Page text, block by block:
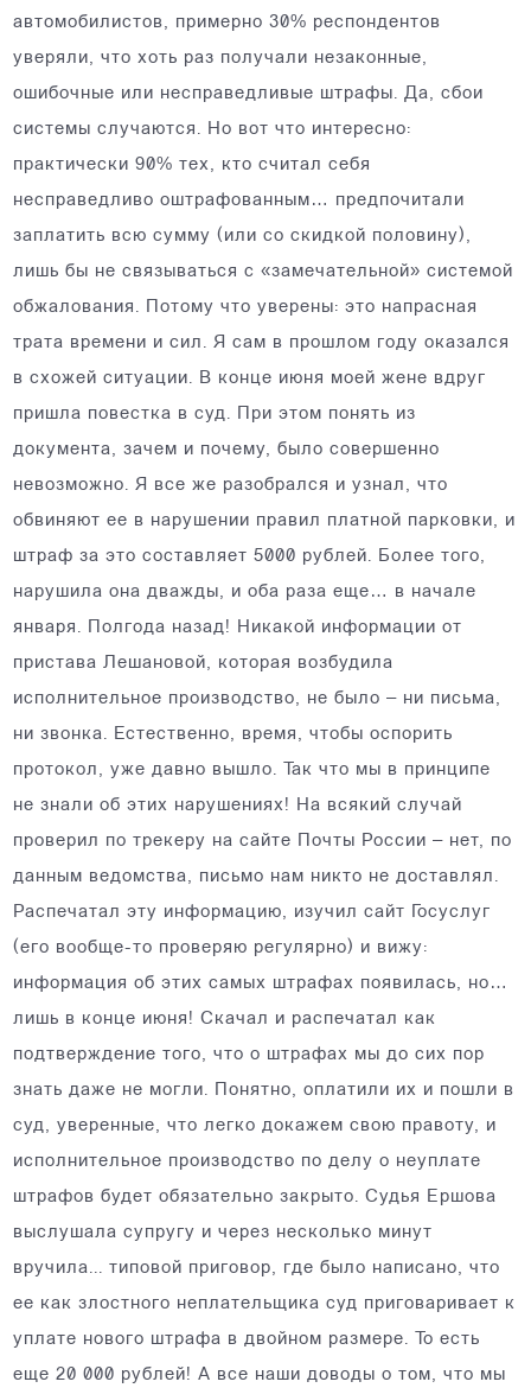
автомобилистов, примерно 30% респондентов
уверяли, что хоть раз получали незаконные,
ошибочные или несправедливые штрафы. Да, сбои
системы случаются. Но вот что интересно:
практически 90% тех, кто считал себя
несправедливо оштрафованным… предпочитали
заплатить всю сумму (или со скидкой половину),
лишь бы не связываться с «замечательной» системой
обжалования. Потому что уверены: это напрасная
трата времени и сил. Я сам в прошлом году оказался
в схожей ситуации. В конце июня моей жене вдруг
пришла повестка в суд. При этом понять из
документа, зачем и почему, было совершенно
невозможно. Я все же разобрался и узнал, что
обвиняют ее в нарушении правил платной парковки, и
штраф за это составляет 5000 рублей. Более того,
нарушила она дважды, и оба раза еще… в начале
января. Полгода назад! Никакой информации от
пристава Лешановой, которая возбудила
исполнительное производство, не было – ни письма,
ни звонка. Естественно, время, чтобы оспорить
протокол, уже давно вышло. Так что мы в принципе
не знали об этих нарушениях! На всякий случай
проверил по трекеру на сайте Почты России – нет, по
данным ведомства, письмо нам никто не доставлял.
Распечатал эту информацию, изучил сайт Госуслуг
(его вообще-то проверяю регулярно) и вижу:
информация об этих самых штрафах появилась, но…
лишь в конце июня! Скачал и распечатал как
подтверждение того, что о штрафах мы до сих пор
знать даже не могли. Понятно, оплатили их и пошли в
суд, уверенные, что легко докажем свою правоту, и
исполнительное производство по делу о неуплате
штрафов будет обязательно закрыто. Судья Ершова
выслушала супругу и через несколько минут
вручила... типовой приговор, где было написано, что
ее как злостного неплательщика суд приговаривает к
уплате нового штрафа в двойном размере. То есть
еще 20 000 рублей! А все наши доводы о том, что мы